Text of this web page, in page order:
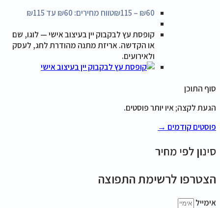
₪60
–
₪115
טווח מחירים: ⁦₪60⁩ עד ⁦₪115⁩
קופסת עץ לבקבוק יין בעיצוב אישי — לוגו, שם
או הקדשה. אריזת מתנה מהודרת לחג, לעסק
ולאירועים.
סוף התוכן
הגעת לקצה; איו יותר פוסטים.
פוסטים קודמים →
סינון לפי מחיר
הצטרפו לרשימת התפוצה
אימייל